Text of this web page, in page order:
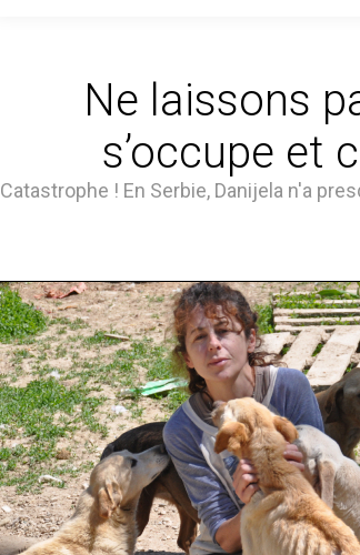
Ne laissons
s’occupe et
Catastrophe ! En Serbie, Danijela n'a